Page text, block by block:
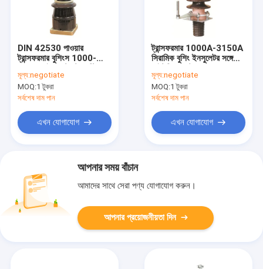
DIN 42530 পাওয়ার
ট্রান্সফরমার বুশিংস 1000-
মূল্য:negotiate
MOQ:1 টুকরা
সর্বশেষ দাম পান
এখন যোগাযোগ
ট্রান্সফরমার 1000A-3150A
সিরামিক বুশিং ইনসুলেটর সঙ্গে
মূল্য:negotiate
MOQ:1 টুকরা
সর্বশেষ দাম পান
এখন যোগাযোগ
আপনার সময় বাঁচান
আমাদের সাথে সেরা পণ্য যোগাযোগ করুন।
আপনার প্রয়োজনীয়তা দিন